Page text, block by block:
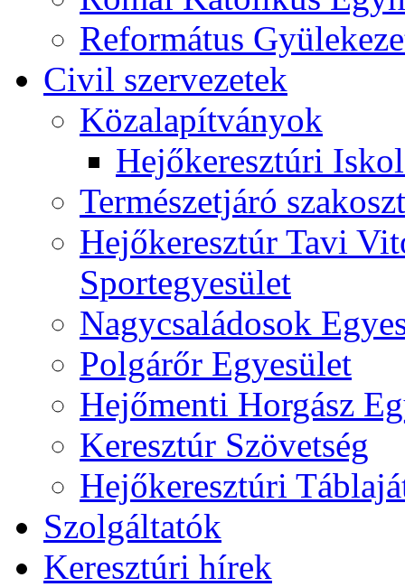
Református
Civil szervezetek
Közalapítványok
Hejőkeresztúri
Természetjáró
Hejőkeresztúr Tavi
Sportegyesület
Nagycsaládosok
Polgárőr Egyesület
Hejőmenti Horgász
Keresztúr Szövetség
Hejőkeresztúri
Szolgáltatók
Keresztúri hírek